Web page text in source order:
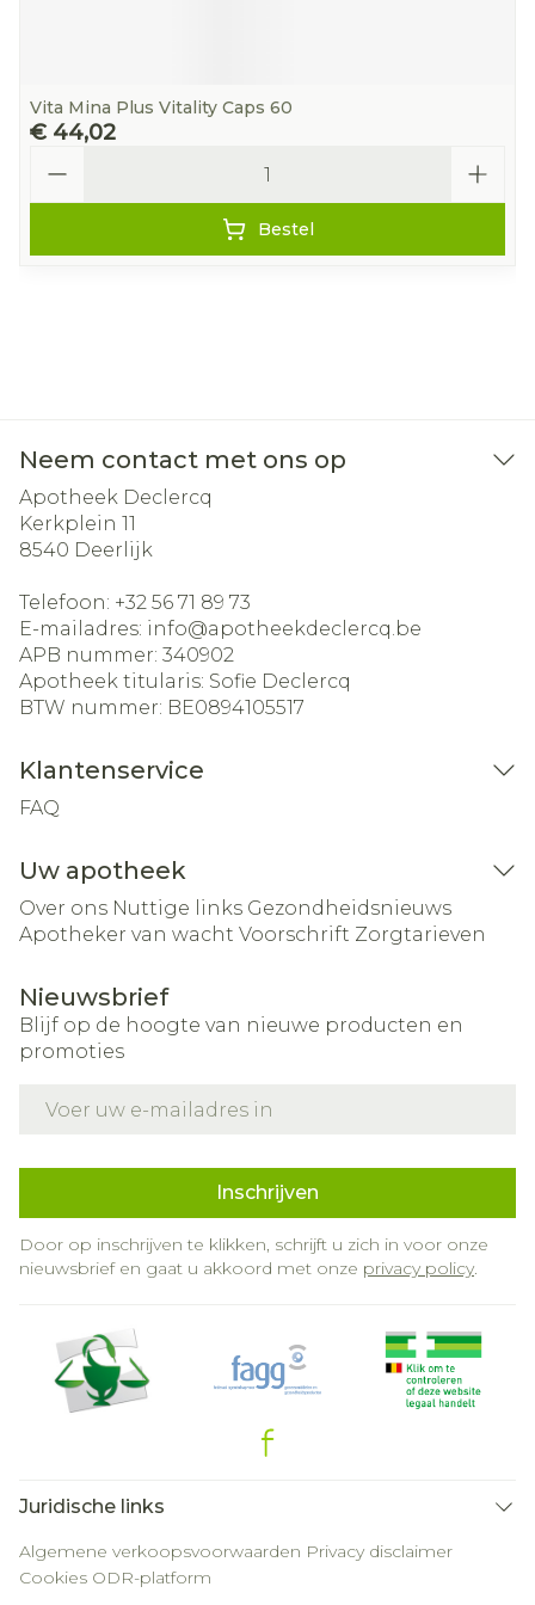
Vita Mina Plus Vitality Caps 60
€ 44,02
Bestel
Neem contact met ons op
Apotheek Declercq
Kerkplein 11
8540 Deerlijk
Telefoon: +32 56 71 89 73
E-mailadres: info@apotheekdeclercq.be
APB nummer: 340902
Apotheek titularis: Sofie Declercq
BTW nummer: BE0894105517
Klantenservice
FAQ
Uw apotheek
Over ons Nuttige links Gezondheidsnieuws
Apotheker van wacht Voorschrift Zorgtarieven
Nieuwsbrief
Blijf op de hoogte van nieuwe producten en
promoties
Inschrijven
Door op inschrijven te klikken, schrijft u zich in voor onze
nieuwsbrief en gaat u akkoord met onze privacy policy.
Juridische links
Algemene verkoopsvoorwaarden Privacy disclaimer
Cookies ODR-platform